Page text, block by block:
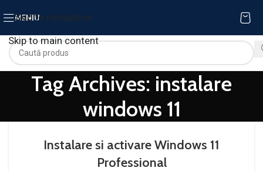
Skip to navigation
Skip to main content
MENIU
Tag Archives: instalare
windows 11
Instalare si activare Windows 11
Professional